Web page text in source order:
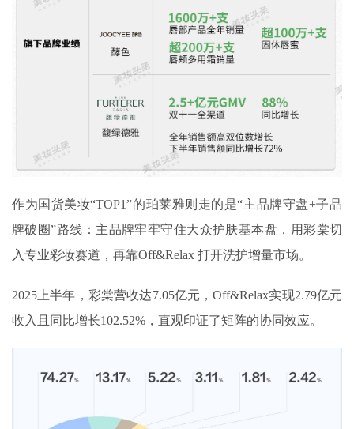
作为国货美妆“TOP1”的珀莱雅则走的是“主品牌守盘+子品
牌破圈”路线：主品牌牢牢守住大众护肤基本盘，用彩棠切
入专业彩妆赛道，再靠Off&Relax 打开洗护增量市场。
2025上半年，彩棠营收达7.05亿元，Off&Relax实现2.79亿元
收入且同比增长102.52%，直观印证了矩阵的协同效应。